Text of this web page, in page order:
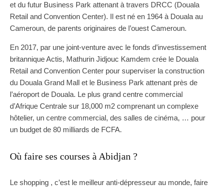
et du futur Business Park attenant à travers DRCC (Douala
Retail and Convention Center). Il est né en 1964 à Douala au
Cameroun, de parents originaires de l’ouest Cameroun.
En 2017, par une joint-venture avec le fonds d’investissement
britannique Actis, Mathurin Jidjouc Kamdem crée le Douala
Retail and Convention Center pour superviser la construction
du Douala Grand Mall et le Business Park attenant près de
l’aéroport de Douala. Le plus grand centre commercial
d’Afrique Centrale sur 18,000 m2 comprenant un complexe
hôtelier, un centre commercial, des salles de cinéma, … pour
un budget de 80 milliards de FCFA.
Où faire ses courses à Abidjan ?
Le shopping , c’est le meilleur anti-dépresseur au monde, faire